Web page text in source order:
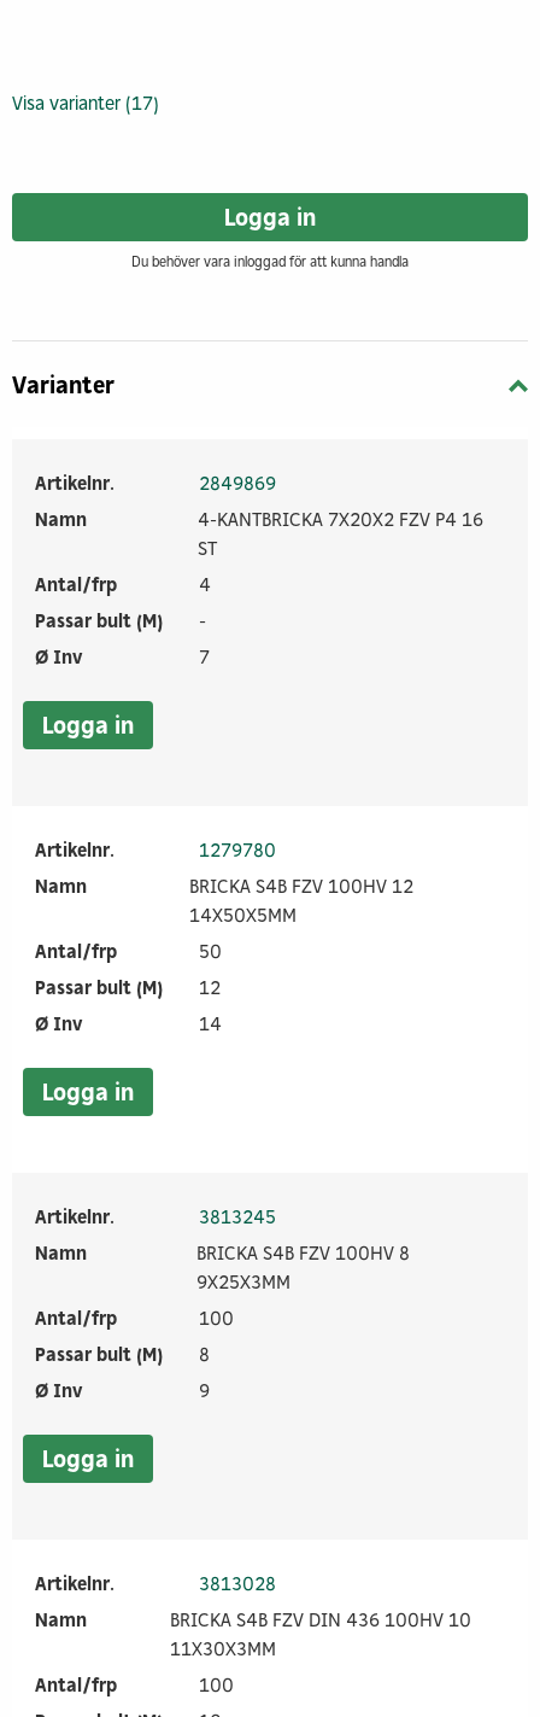
Visa varianter (17)
Logga in
Du behöver vara inloggad för att kunna handla
Varianter
Artikelnr.
2849869
Namn
4-KANTBRICKA 7X20X2 FZV P4 16
ST
Antal/frp
4
Passar bult (M)
-
Ø Inv
7
Logga in
Artikelnr.
1279780
Namn
BRICKA S4B FZV 100HV 12
14X50X5MM
Antal/frp
50
Passar bult (M)
12
Ø Inv
14
Logga in
Artikelnr.
3813245
Namn
BRICKA S4B FZV 100HV 8
9X25X3MM
Antal/frp
100
Passar bult (M)
8
Ø Inv
9
Logga in
Artikelnr.
3813028
Namn
BRICKA S4B FZV DIN 436 100HV 10
11X30X3MM
Antal/frp
100